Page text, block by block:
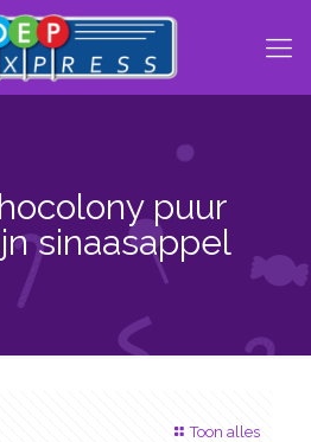
puur
sinaasappel
Toon alles